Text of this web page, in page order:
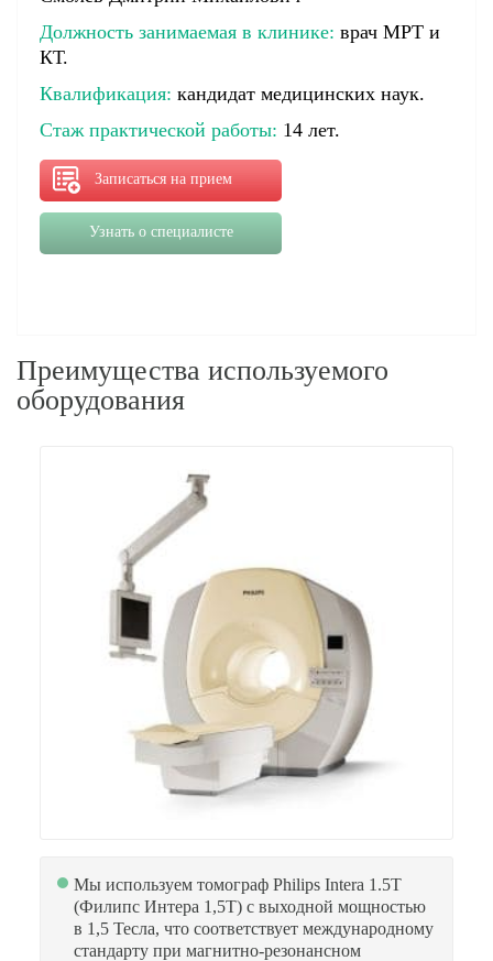
Должность занимаемая в клинике: врач МРТ и
КТ.
Квалификация: кандидат медицинских наук.
Стаж практической работы: 14 лет.
Записаться на прием
Узнать о специалисте
Преимущества используемого
оборудования
Мы используем томограф Philips Intera 1.5T
(Филипс Интера 1,5Т) с выходной мощностью
в 1,5 Тесла, что соответствует международному
стандарту при магнитно-резонансном